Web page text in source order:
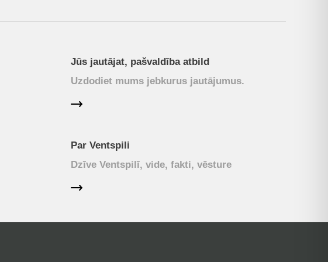
Jūs jautājat, pašvaldība atbild
Uzdodiet mums jebkurus jautājumus.
Par Ventspili
Dzīve Ventspilī, vide, fakti, vēsture